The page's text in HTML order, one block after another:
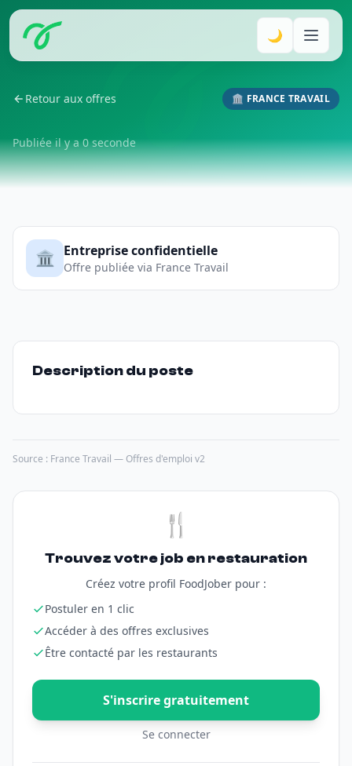
🌙
Retour aux offres 🏛️ FRANCE TRAVAIL
Publiée il y a 0 seconde
🏛️ Entreprise confidentielle
Offre publiée via France Travail
Description du poste
Source : France Travail — Offres d'emploi v2
🍴
Trouvez votre job en restauration
Créez votre profil FoodJober pour :
Postuler en 1 clic
Accéder à des offres exclusives
Être contacté par les restaurants
S'inscrire gratuitement
Se connecter